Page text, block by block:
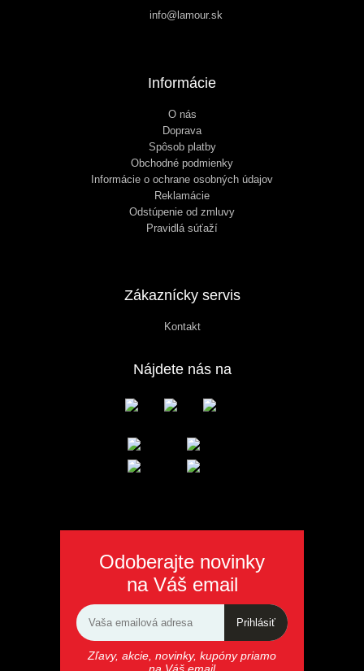
info@lamour.sk
Informácie
O nás
Doprava
Spôsob platby
Obchodné podmienky
Informácie o ochrane osobných údajov
Reklamácie
Odstúpenie od zmluvy
Pravidlá súťaží
Zákaznícky servis
Kontakt
Nájdete nás na
Odoberajte novinky
na Váš email
Prihlásiť
Zľavy, akcie, novinky, kupóny priamo